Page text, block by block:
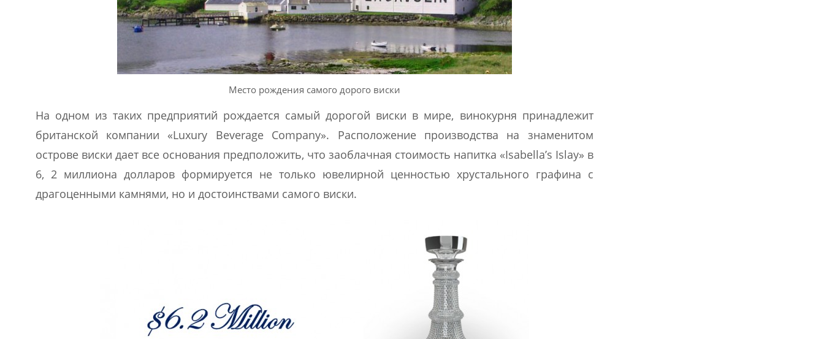
Место рождения самого дорого виски
На одном из таких предприятий рождается самый дорогой виски в мире, винокурня принадлежит
британской компании «Luxury Beverage Company». Расположение производства на знаменитом
острове виски дает все основания предположить, что заоблачная стоимость напитка «Isabella’s Islay» в
6, 2 миллиона долларов формируется не только ювелирной ценностью хрустального графина с
драгоценными камнями, но и достоинствами самого виски.